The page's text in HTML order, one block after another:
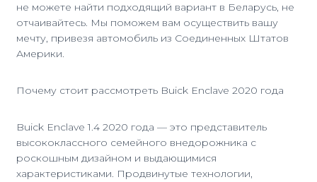
не можете найти подходящий вариант в Беларусь, не
отчаивайтесь. Мы поможем вам осуществить вашу
мечту, привезя автомобиль из Соединенных Штатов
Америки.
Почему стоит рассмотреть Buick Enclave 2020 года
Buick Enclave 1.4 2020 года — это представитель
высококлассного семейного внедорожника с
роскошным дизайном и выдающимися
характеристиками. Продвинутые технологии,